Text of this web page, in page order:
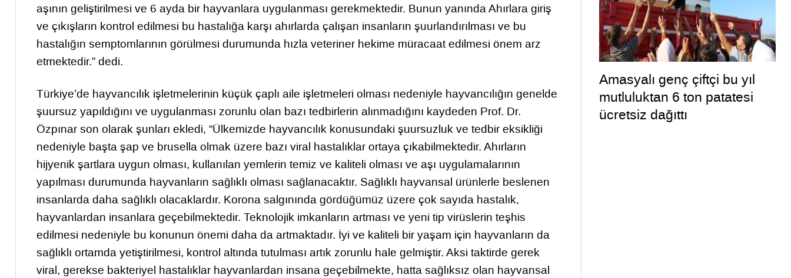
aşının geliştirilmesi ve 6 ayda bir hayvanlara uygulanması gerekmektedir. Bunun yanında Ahırlara giriş
ve çıkışların kontrol edilmesi bu hastalığa karşı ahırlarda çalışan insanların şuurlandırılması ve bu
hastalığın semptomlarının görülmesi durumunda hızla veteriner hekime müracaat edilmesi önem arz
etmektedir.” dedi.
Türkiye’de hayvancılık işletmelerinin küçük çaplı aile işletmeleri olması nedeniyle hayvancılığın genelde
şuursuz yapıldığını ve uygulanması zorunlu olan bazı tedbirlerin alınmadığını kaydeden Prof. Dr.
Özpınar son olarak şunları ekledi, “Ülkemizde hayvancılık konusundaki şuursuzluk ve tedbir eksikliği
nedeniyle başta şap ve brusella olmak üzere bazı viral hastalıklar ortaya çıkabilmektedir. Ahırların
hijyenik şartlara uygun olması, kullanılan yemlerin temiz ve kaliteli olması ve aşı uygulamalarının
yapılması durumunda hayvanların sağlıklı olması sağlanacaktır. Sağlıklı hayvansal ürünlerle beslenen
insanlarda daha sağlıklı olacaklardır. Korona salgınında gördüğümüz üzere çok sayıda hastalık,
hayvanlardan insanlara geçebilmektedir. Teknolojik imkanların artması ve yeni tip virüslerin teşhis
edilmesi nedeniyle bu konunun önemi daha da artmaktadır. İyi ve kaliteli bir yaşam için hayvanların da
sağlıklı ortamda yetiştirilmesi, kontrol altında tutulması artık zorunlu hale gelmiştir. Aksi taktirde gerek
viral, gerekse bakteriyel hastalıklar hayvanlardan insana geçebilmekte, hatta sağlıksız olan hayvansal
Amasyalı genç çiftçi bu yıl
mutluluktan 6 ton patatesi
ücretsiz dağıttı